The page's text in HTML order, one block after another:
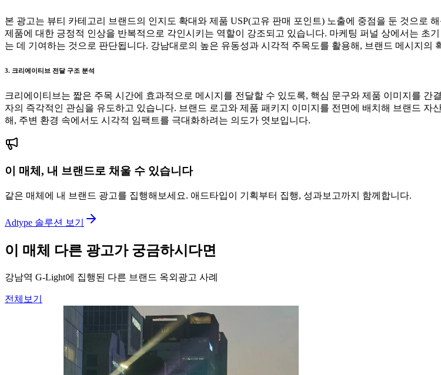
본 광고는 뷰티 카테고리 브랜드의 인지도 확대와 제품 USP(고유 판매 포인트) 노출에 중점을 둔 것으로
제품에 대한 긍정적 인상을 반복적으로 각인시키는 역할이 강조되고 있습니다. 마케팅 퍼널 상에서는 초
는 데 기여하는 것으로 판단됩니다. 강남대로의 높은 유동성과 시각적 주목도를 활용해, 브랜드 메시지의
3. 크리에이티브 전달 구조 분석
크리에이티브는 짧은 주목 시간에 효과적으로 메시지를 전달할 수 있도록, 핵심 문구와 제품 이미지를
자의 즉각적인 관심을 유도하고 있습니다. 브랜드 로고와 제품 패키지 이미지를 전면에 배치해 브랜드
해, 주변 환경 속에서도 시각적 임팩트를 극대화하려는 의도가 엿보입니다.
이 매체, 내 브랜드로 채울 수 있습니다
같은 매체에 내 브랜드 광고를 집행해보세요. 애드타입이 기획부터 집행, 성과보고까지 함께합니다.
Adtype 솔루션 보기
이 매체 다른 광고가 궁금하시다면
강남역 G-Light에 집행된 다른 브랜드 옥외광고 사례
전체보기